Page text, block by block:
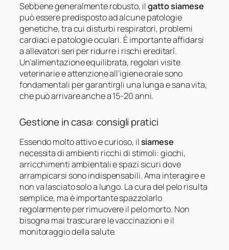
Sebbene generalmente robusto, ilgatto siamese
può essere predisposto ad alcune patologie
genetiche, tra cui disturbi respiratori, problemi
cardiaci e patologie oculari. È importante affidarsi
a allevatori seri per ridurre i rischi ereditarî.
Un’alimentazione equilibrata, regolari visite
veterinarie e attenzione all’igiene orale sono
fondamentali per garantirgli una lunga e sana vita,
che può arrivare anche a 15-20 anni.
Gestione in casa: consigli pratici
Essendo molto attivo e curioso, ilsiamese
necessita di ambienti ricchi di stimoli: giochi,
arricchimenti ambientali e spazi sicuri dove
arrampicarsi sono indispensabili. Ama interagire e
non va lasciato solo a lungo. La cura del pelo risulta
semplice, ma è importante spazzolarlo
regolarmente per rimuovere il pelo morto. Non
bisogna mai trascurare le vaccinazioni e il
monitoraggio della salute.